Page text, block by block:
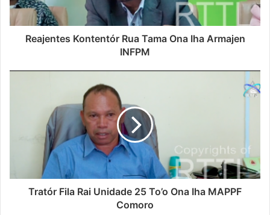
Reajentes Kontentór Rua Tama Ona Iha Armajen
INFPM
Tratór Fila Rai Unidade 25 To’o Ona Iha MAPPF
Comoro